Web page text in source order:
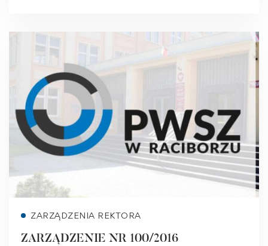
ZARZĄDZENIA REKTORA
ZARZĄDZENIE NR 100/2016